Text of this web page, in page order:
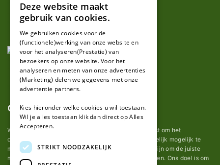
Over ons
Wij van robotmaaier-mesjes.nl doen ons uiterste best om het
onderhoud van robot grasmaaier mesjes zo gemakkelijk mogelijk te
maken. Uit ervaring merkten we hoe lastig het kan zijn om de juiste
messen voor een automatische grasmachine te vinden. Ons doel is om
GERMAN
Deze website maakt
gebruik van cookies.
We gebruiken cookies voor de
(functionele)werking van onze website en
voor het analyseren(Prestatie) van
bezoekers op onze website. Voor het
analyseren en meten van onze advertenties
(Marketing) delen we gegevens met onze
advertentie partners.
Kies hieronder welke cookies u wil toestaan.
Wil je alles toestaan klik dan direct op Alles
Accepteren.
STRIKT NOODZAKELIJK